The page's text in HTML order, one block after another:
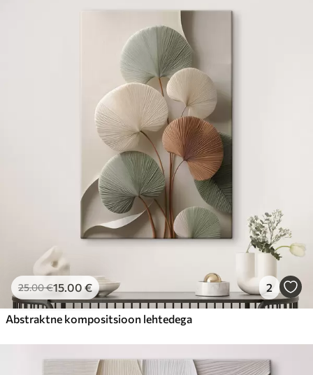
25.00€15.00 € 2
Abstraktne kompositsioon lehtedega